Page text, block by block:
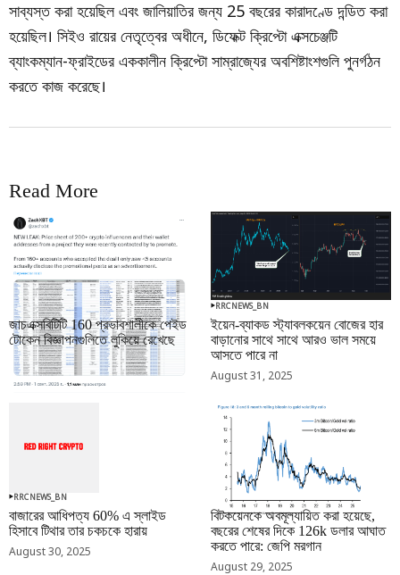
সাব্যস্ত করা হয়েছিল এবং জালিয়াতির জন্য 25 বছরের কারাদণ্ডে দন্ডিত করা
হয়েছিল। সিইও রায়ের নেতৃত্বের অধীনে, ডিফেক্ট ক্রিপ্টো এক্সচেঞ্জটি
ব্যাংকম্যান-ফ্রাইডের এককালীন ক্রিপ্টো সাম্রাজ্যের অবশিষ্টাংশগুলি পুনর্গঠন
করতে কাজ করেছে।
Read More
RRCNEWS_BN
জাচএক্সবিটিটি 160 প্রভাবশালীকে পেইড
টোকেন বিজ্ঞাপনগুলিতে লুকিয়ে রেখেছে
September 01, 2025
RRCNEWS_BN
ইয়েন-ব্যাকড স্ট্যাবলকয়েন বোজের হার
বাড়ানোর সাথে সাথে আরও ভাল সময়ে
আসতে পারে না
August 31, 2025
RRCNEWS_BN
বাজারের আধিপত্য 60% এ স্লাইড
হিসাবে টিথার তার চকচকে হারায়
August 30, 2025
RRCNEWS_BN
বিটকয়েনকে অবমূল্যায়িত করা হয়েছে,
বছরের শেষের দিকে 126k ডলার আঘাত
করতে পারে: জেপি মরগান
August 29, 2025